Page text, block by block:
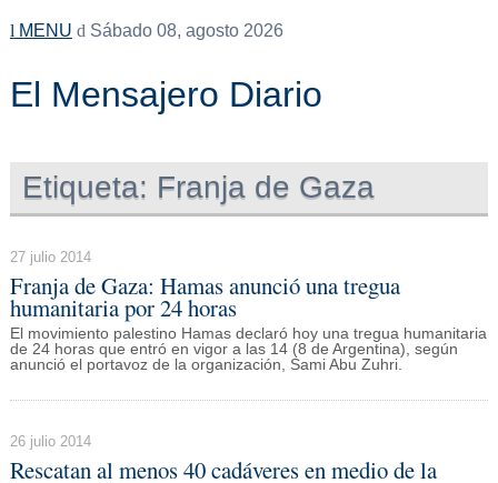
MENU Sábado 08, agosto 2026
El Mensajero Diario
Etiqueta: Franja de Gaza
27 julio 2014
Franja de Gaza: Hamas anunció una tregua
humanitaria por 24 horas
El movimiento palestino Hamas declaró hoy una tregua humanitaria
de 24 horas que entró en vigor a las 14 (8 de Argentina), según
anunció el portavoz de la organización, Sami Abu Zuhri.
26 julio 2014
Rescatan al menos 40 cadáveres en medio de la